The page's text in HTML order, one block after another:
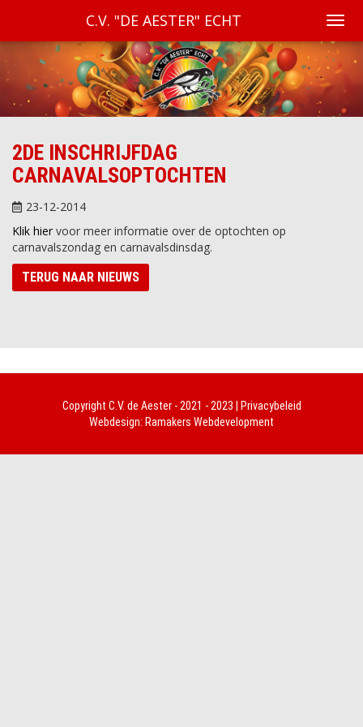
C.V. "DE AESTER" ECHT
2DE INSCHRIJFDAG
CARNAVALSOPTOCHTEN
23-12-2014
Klik hier voor meer informatie over de optochten op
carnavalszondag en carnavalsdinsdag.
TERUG NAAR NIEUWS
Copyright C.V. de Aester- 2021 - 2023 |
Privacybeleid
Webdesign: Ramakers Webdevelopment